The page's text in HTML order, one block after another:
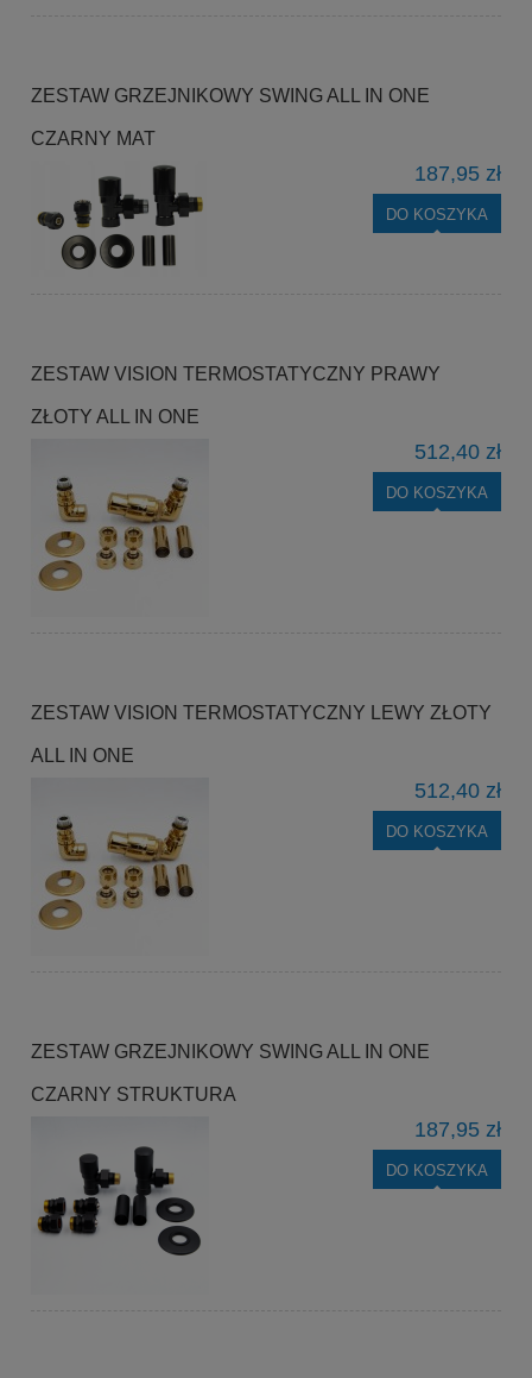
ZESTAW GRZEJNIKOWY SWING ALL IN ONE
CZARNY MAT
187,95 zł
DO KOSZYKA
ZESTAW VISION TERMOSTATYCZNY PRAWY
ZŁOTY ALL IN ONE
512,40 zł
DO KOSZYKA
ZESTAW VISION TERMOSTATYCZNY LEWY ZŁOTY
ALL IN ONE
512,40 zł
DO KOSZYKA
ZESTAW GRZEJNIKOWY SWING ALL IN ONE
CZARNY STRUKTURA
187,95 zł
DO KOSZYKA